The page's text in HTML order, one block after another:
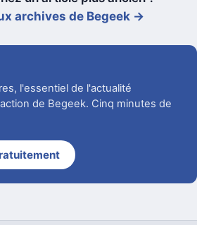
archives de Begeek →
l'essentiel de l'actualité
de Begeek. Cinq minutes de